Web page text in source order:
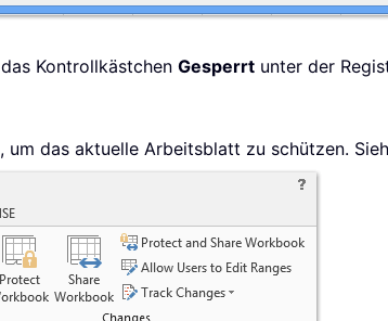
das Kontrollkästchen Gesperrt unter der
, um das aktuelle Arbeitsblatt zu schützen.